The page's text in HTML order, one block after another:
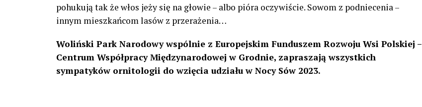
pohukują tak że włos jeży się na głowie – albo pióra oczywiście. Sowom z podniecenia –
innym mieszkańcom lasów z przerażenia…
Woliński Park Narodowy wspólnie z Europejskim Funduszem Rozwoju Wsi Polskiej –
Centrum Współpracy Międzynarodowej w Grodnie, zapraszają wszystkich
sympatyków ornitologii do wzięcia udziału w Nocy Sów 2023.